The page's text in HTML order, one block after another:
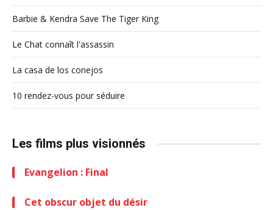
Barbie & Kendra Save The Tiger King
Le Chat connaît l'assassin
La casa de los conejos
10 rendez-vous pour séduire
Les films plus visionnés
Evangelion : Final
Cet obscur objet du désir